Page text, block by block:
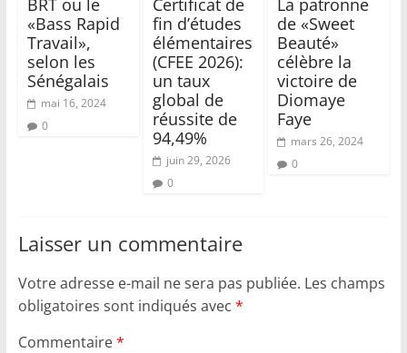
«Bass Rapid
Travail»,
selon les
Sénégalais
mai 16, 2024
0
fin d’études
élémentaires
(CFEE 2026):
un taux
global de
réussite de
94,49%
juin 29, 2026
0
de «Sweet
Beauté»
célèbre la
victoire de
Diomaye
Faye
mars 26, 2024
0
Laisser un commentaire
Votre adresse e-mail ne sera pas publiée. Les champs
obligatoires sont indiqués avec *
Commentaire*